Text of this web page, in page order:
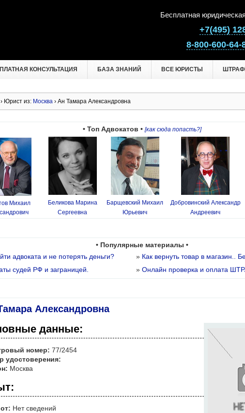
Бесплатная
+7(495)
8-800-600-64-
КОНСУЛЬТАЦИЯ БАЗА ЗНАНИЙ ВСЕ ЮРИСТЫ
› Юрист из: Москва › Ан Тамара Александровна
• Топ Адвокатов • [как сюда попасть?]
Михаил
Беликова Марина
Сергеевна
Барщевский Михаил
Юрьевич
Добровинский Александр
Андреевич
• Популярные материалы •
адвоката и не потерять деньги? » Как вернуть товар в магазин..
судей РФ и заграницей. » Онлайн проверка и оплата
Александровна
данные:
номер: 77/2454
удостоверения:
Москва
Нет сведений